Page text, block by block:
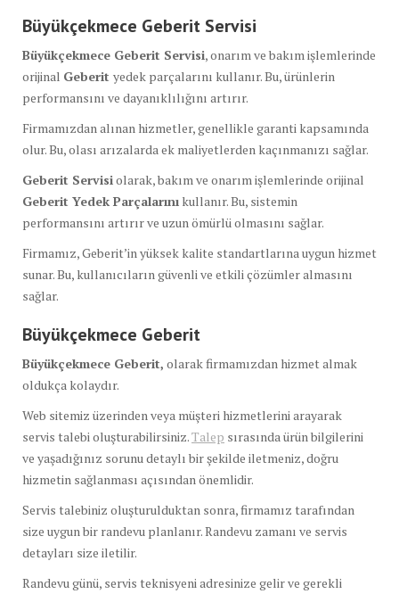
Büyükçekmece Geberit Servisi
Büyükçekmece Geberit Servisi, onarım ve bakım işlemlerinde
orijinal Geberit yedek parçalarını kullanır. Bu, ürünlerin
performansını ve dayanıklılığını artırır.
Firmamızdan alınan hizmetler, genellikle garanti kapsamında
olur. Bu, olası arızalarda ek maliyetlerden kaçınmanızı sağlar.
Geberit Servisiolarak, bakım ve onarım işlemlerinde orijinal
Geberit Yedek Parçalarını kullanır. Bu, sistemin
performansını artırır ve uzun ömürlü olmasını sağlar.
Firmamız, Geberit’in yüksek kalite standartlarına uygun hizmet
sunar. Bu, kullanıcıların güvenli ve etkili çözümler almasını
sağlar.
Büyükçekmece Geberit
Büyükçekmece Geberit, olarak firmamızdan hizmet almak
oldukça kolaydır.
Web sitemiz üzerinden veya müşteri hizmetlerini arayarak
servis talebi oluşturabilirsiniz.Talep sırasında ürün bilgilerini
ve yaşadığınız sorunu detaylı bir şekilde iletmeniz, doğru
hizmetin sağlanması açısından önemlidir.
Servis talebiniz oluşturulduktan sonra, firmamız tarafından
size uygun bir randevu planlanır. Randevu zamanı ve servis
detayları size iletilir.
Randevu günü, servis teknisyeni adresinize gelir ve gerekli